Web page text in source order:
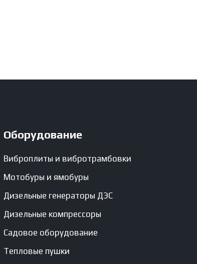
Оборудование
Виброплиты и вибротрамбовки
Мотобуры и ямобуры
Дизельные генераторы ДЭС
Дизельные компрессоры
Садовое оборудование
Тепловые пушки